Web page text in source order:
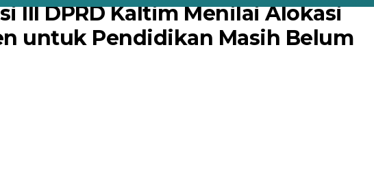
III DPRD Kaltim Menilai Alokasi
untuk Pendidikan Masih Belum